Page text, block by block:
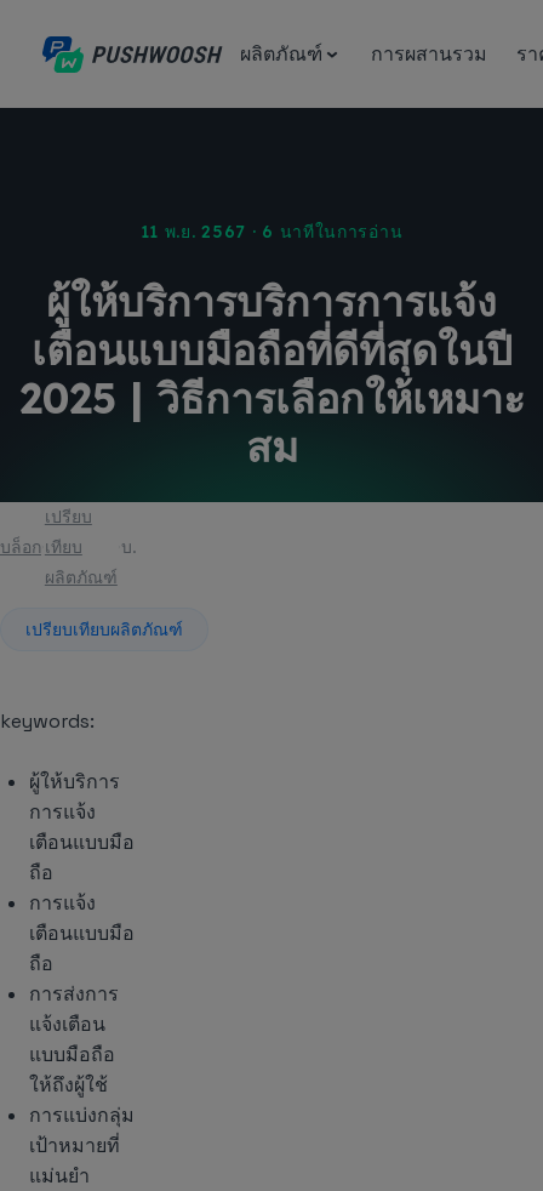
ผลิตภัณฑ์ การผสานรวม ร
11 พ.ย. 2567 · 6 นาทีในการอ่าน
ผู้ให้บริการบริการการแจ้ง
เตือนแบบมือถือที่ดีที่สุดในปี
2025 | วิธีการเลือกให้เหมาะ
สม
บล็อก
เปรียบ
เทียบ
ผลิตภัณฑ์
บทความ
เปรียบเทียบผลิตภัณฑ์
keywords:
ผู้ให้บริการ
การแจ้ง
เตือนแบบมือ
ถือ
การแจ้ง
เตือนแบบมือ
ถือ
การส่งการ
แจ้งเตือน
แบบมือถือ
ให้ถึงผู้ใช้
การแบ่งกลุ่ม
เป้าหมายที่
แม่นยำ